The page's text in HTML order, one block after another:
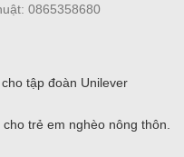
0865358680
tập đoàn Unilever
trẻ em nghèo nông thôn.